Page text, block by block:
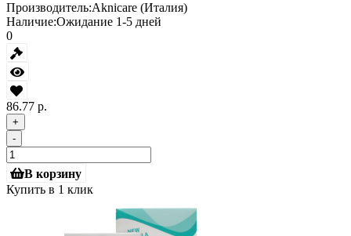
Производитель:Aknicare (Италия)
Наличие:Ожидание 1-5 дней
0
86.77 р.
+
-
В корзину
Купить в 1 клик